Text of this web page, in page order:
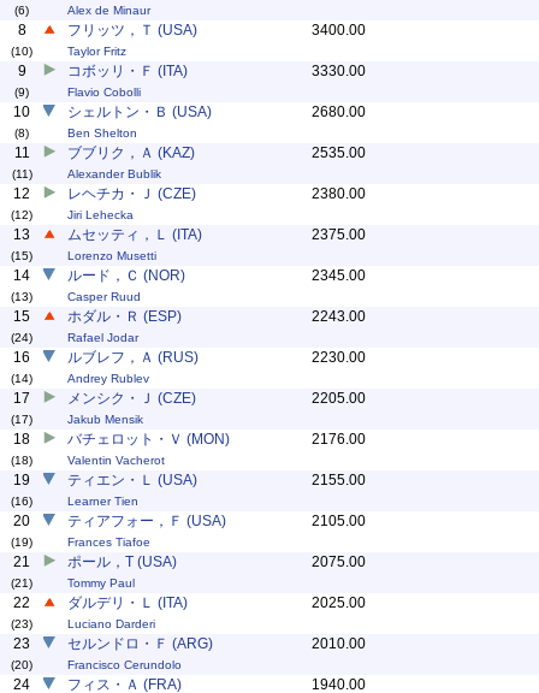
(6) Alex de Minaur
8
(10)
フリッツ，Ｔ (USA)
Taylor Fritz
3400.00
9
(9)
コボッリ・Ｆ (ITA)
Flavio Cobolli
3330.00
10
(8)
シェルトン・Ｂ (USA)
Ben Shelton
2680.00
11
(11)
ブブリク，Ａ (KAZ)
Alexander Bublik
2535.00
12
(12)
レヘチカ・Ｊ (CZE)
Jiri Lehecka
2380.00
13
(15)
ムセッティ，Ｌ (ITA)
Lorenzo Musetti
2375.00
14
(13)
ルード，Ｃ (NOR)
Casper Ruud
2345.00
15
(24)
ホダル・Ｒ (ESP)
Rafael Jodar
2243.00
16
(14)
ルブレフ，Ａ (RUS)
Andrey Rublev
2230.00
17
(17)
メンシク・Ｊ (CZE)
Jakub Mensik
2205.00
18
(18)
バチェロット・Ｖ (MON)
Valentin Vacherot
2176.00
19
(16)
ティエン・Ｌ (USA)
Learner Tien
2155.00
20
(19)
ティアフォー，Ｆ (USA)
Frances Tiafoe
2105.00
21
(21)
ポール，T (USA)
Tommy Paul
2075.00
22
(23)
ダルデリ・Ｌ (ITA)
Luciano Darderi
2025.00
23
(20)
セルンドロ・Ｆ (ARG)
Francisco Cerundolo
2010.00
24 フィス・Ａ (FRA) 1940.00